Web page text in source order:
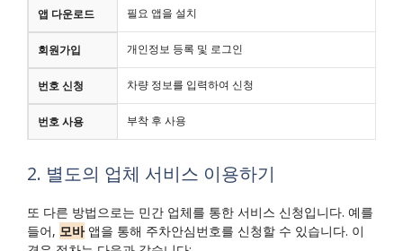
앱 다운로드 필요 앱을 설치
회원가입 개인정보 등록 및 로그인
번호 신청 차량 정보를 입력하여 신청
번호 사용 부착 후 사용
2. 별도의 업체 서비스 이용하기
또 다른 방법으로는 민간 업체를 통한 서비스 신청입니다. 예를
들어, 모바앱을 통해 주차안심번호를 신청할 수 있습니다. 이